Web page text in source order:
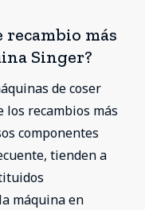
recambio más
Singer?
de coser
los recambios más
componentes
tienden a
máquina en